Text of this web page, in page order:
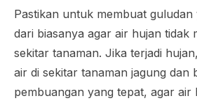
Pastikan untuk membuat guludan
dari biasanya agar air hujan tidak
sekitar tanaman. Jika terjadi
air di sekitar tanaman jagung dan
pembuangan yang tepat, agar air